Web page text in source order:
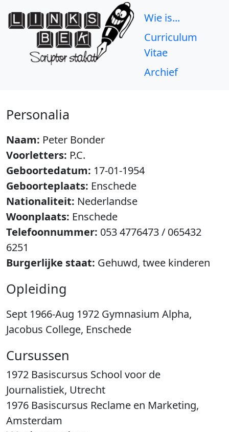
Wie is...
Curriculum
Vitae
Archief
Personalia
Naam: Peter Bonder
Voorletters: P.C.
Geboortedatum: 17-01-1954
Geboorteplaats: Enschede
Nationaliteit: Nederlandse
Woonplaats: Enschede
Telefoonnummer: 053 4776473 / 065432
6251
Burgerlijke staat: Gehuwd, twee kinderen
Opleiding
Sept 1966-Aug 1972 Gymnasium Alpha,
Jacobus College, Enschede
Cursussen
1972 Basiscursus School voor de
Journalistiek, Utrecht
1976 Basiscursus Reclame en Marketing,
Amsterdam